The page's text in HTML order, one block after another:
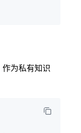
作为私有知识